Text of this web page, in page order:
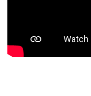
Contato